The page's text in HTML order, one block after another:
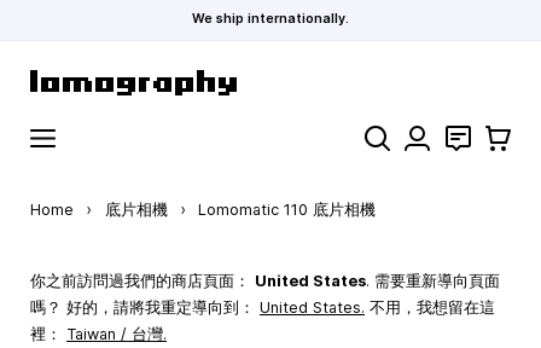
We ship internationally.
Search 聯絡 購物車
Home › 底片相機 › Lomomatic 110 底片相機
你之前訪問過我們的商店頁面： United States. 需要重新導向頁面
嗎？ 好的，請將我重定導向到： United States. 不用，我想留在這
裡： Taiwan / 台灣.